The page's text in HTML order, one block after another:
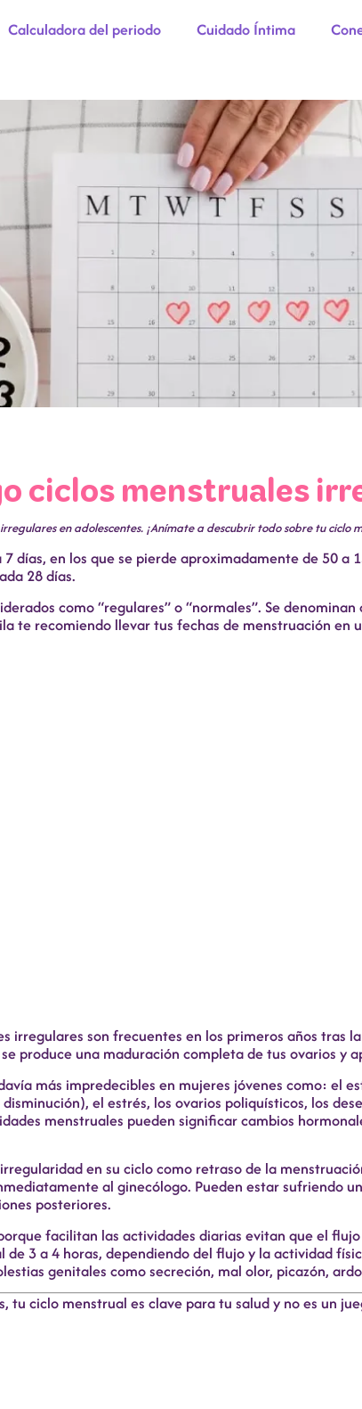
Calculadora del periodo Cuidado Íntima
ciclos menstruales
en adolescentes. ¡Anímate a descubrir todo sobre tu
días, en los que se pierde aproximadamente de 50 a
28 días.
como “regulares” o “normales”. Se
te recomiendo llevar tus fechas de menstruación
irregulares son frecuentes en los primeros años tras
produce una maduración completa de tus ovarios y
más impredecibles en mujeres jóvenes como: el
el estrés, los ovarios poliquísticos, los
menstruales pueden significar cambios
en su ciclo como retraso de la
al ginecólogo. Pueden estar sufriendo
posteriores.
facilitan las actividades diarias evitan que el
3 a 4 horas, dependiendo del flujo y la actividad
genitales como secreción, mal olor, picazón,
ciclo menstrual es clave para tu salud y no es un